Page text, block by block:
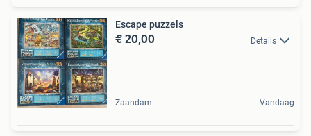
Escape puzzels
€ 20,00 Details
Zaandam Vandaag